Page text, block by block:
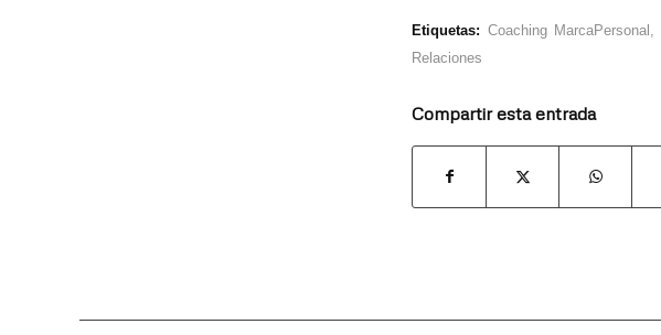
Etiquetas: Coaching MarcaPersonal ,
Relaciones
Compartir esta entrada